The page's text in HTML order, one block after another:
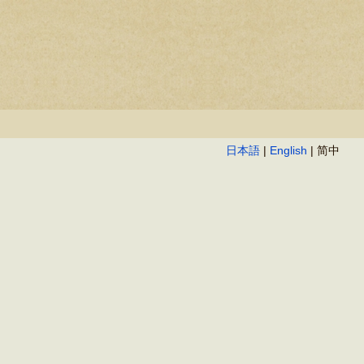
日本語 English | 简中